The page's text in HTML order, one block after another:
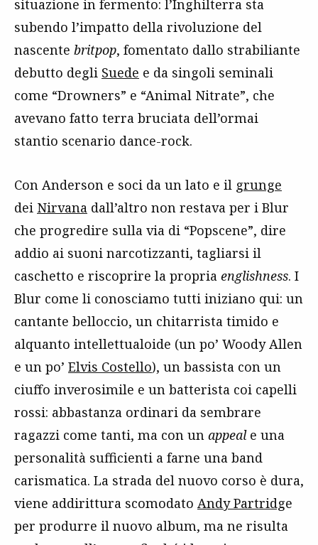
situazione in fermento: l’Inghilterra sta
subendo l’impatto della rivoluzione del
nascente britpop, fomentato dallo strabiliante
debutto degli Suede e da singoli seminali
come “Drowners” e “Animal Nitrate”, che
avevano fatto terra bruciata dell’ormai
stantio scenario dance-rock.
Con Anderson e soci da un lato e il grunge
dei Nirvana dall’altro non restava per i Blur
che progredire sulla via di “Popscene”, dire
addio ai suoni narcotizzanti, tagliarsi il
caschetto e riscoprire la propria englishness. I
Blur come li conosciamo tutti iniziano qui: un
cantante belloccio, un chitarrista timido e
alquanto intellettualoide (un po’ Woody Allen
e un po’ Elvis Costello), un bassista con un
ciuffo inverosimile e un batterista coi capelli
rossi: abbastanza ordinari da sembrare
ragazzi come tanti, ma con un appeal e una
personalità sufficienti a farne una band
carismatica. La strada del nuovo corso è dura,
viene addirittura scomodato Andy Partridge
per produrre il nuovo album, ma ne risulta